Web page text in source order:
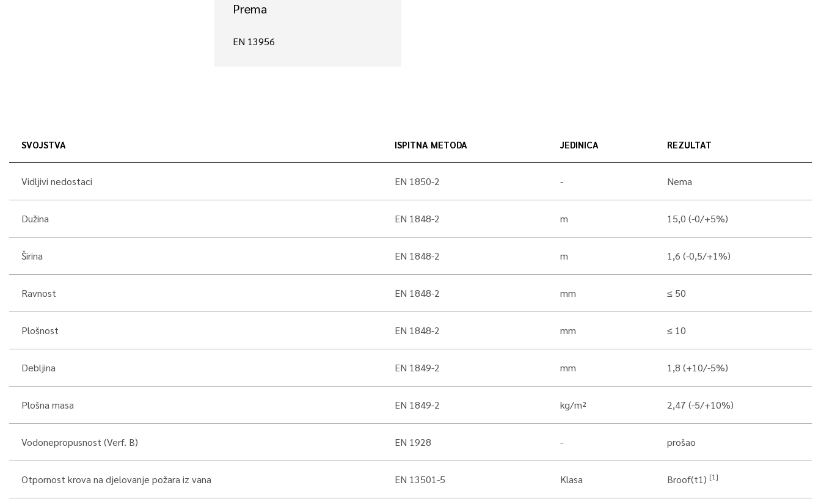
Prema
EN 13956
SVOJSTVA ISPITNA METODA JEDINICA REZULTAT
Vidljivi nedostaci EN 1850-2 - Nema
Dužina EN 1848-2 m 15,0 (-0/+5%)
Širina EN 1848-2 m 1,6 (-0,5/+1%)
Ravnost EN 1848-2 mm ≤ 50
Plošnost EN 1848-2 mm ≤ 10
Debljina EN 1849-2 mm 1,8 (+10/-5%)
Plošna masa EN 1849-2 kg/m² 2,47 (-5/+10%)
Vodonepropusnost (Verf. B) EN 1928 - prošao
Otpornost krova na djelovanje požara iz vana EN 13501-5 Klasa Broof(t1) [1]